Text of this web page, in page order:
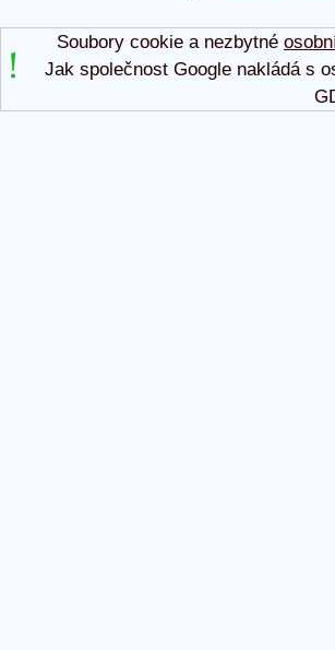
Soubory cookie a nezbytné
Jak společnost Google nakládá s